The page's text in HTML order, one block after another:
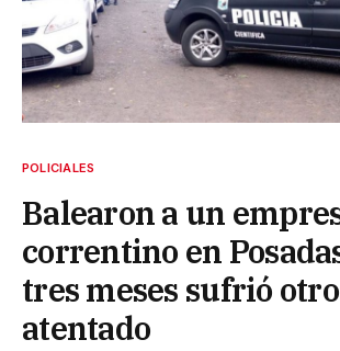
POLICIALES
Balearon a un
correntino en
tres meses sufrió otro
atentado